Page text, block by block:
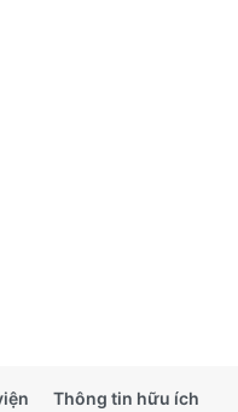
Thông tin hữu ích